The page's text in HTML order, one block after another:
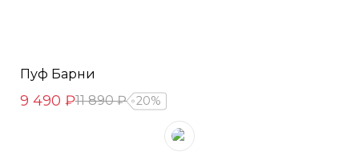
Пуф Барни
9 490 ₽11 890 ₽ 20%